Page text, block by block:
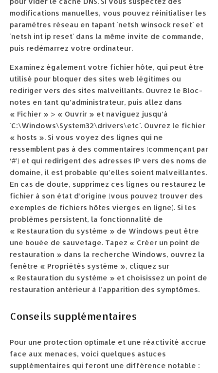
modifications manuelles, vous pouvez réinitialiser les
paramètres réseau en tapant `netsh winsock reset` et
`netsh int ip reset` dans la même invite de commande,
puis redémarrez votre ordinateur.
Examinez également votre fichier hôte, qui peut être
utilisé pour bloquer des sites web légitimes ou
rediriger vers des sites malveillants. Ouvrez le Bloc-
notes en tant qu’administrateur, puis allez dans
« Fichier » > « Ouvrir » et naviguez jusqu’à
`C:\Windows\System32\drivers\etc`. Ouvrez le fichier
« hosts ». Si vous voyez des lignes qui ne
ressemblent pas à des commentaires (commençant par
‘#’) et qui redirigent des adresses IP vers des noms de
domaine, il est probable qu’elles soient malveillantes.
En cas de doute, supprimez ces lignes ou restaurez le
fichier à son état d’origine (vous pouvez trouver des
exemples de fichiers hôtes vierges en ligne). Si les
problèmes persistent, la fonctionnalité de
« Restauration du système » de Windows peut être
une bouée de sauvetage. Tapez « Créer un point de
restauration » dans la recherche Windows, ouvrez la
fenêtre « Propriétés système », cliquez sur
« Restauration du système » et choisissez un point de
restauration antérieur à l’apparition des symptômes.
Conseils supplémentaires
Pour une protection optimale et une réactivité accrue
face aux menaces, voici quelques astuces
supplémentaires qui feront une différence notable :